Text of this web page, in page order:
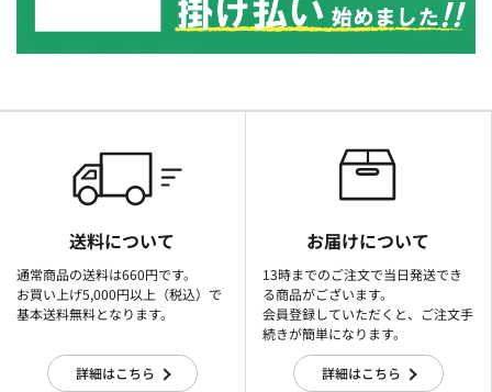
送料について
通常商品の送料は660円です。
お買い上げ5,000円以上（税込）で
基本送料無料となります。
詳細はこちら
お届けについて
13時までのご注文で当日発送でき
る商品がございます。
会員登録していただくと、ご注文手
続きが簡単になります。
詳細はこちら